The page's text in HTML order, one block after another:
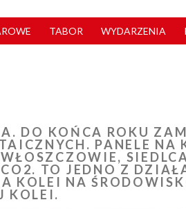
TABOR WYDARZENIA
DO KOŃCA ROKU
PANELE NA
TO JEDNO Z
KOLEI NA
KOLEI.